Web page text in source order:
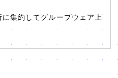
集約してグループウェア上